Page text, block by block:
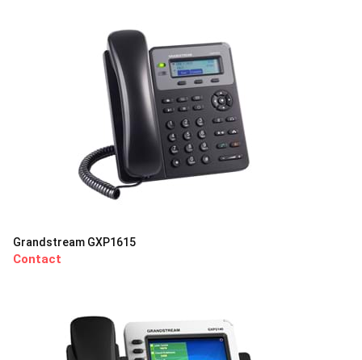
Grandstream GXP1615
Contact